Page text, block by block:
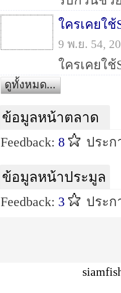
ใครเคยใช้
9 พ.ย. 54,
ดูทั้งหมด...
ข้อมูลหน้าตลาด
Feedback: 8 ประ
ข้อมูลหน้าประมูล
Feedback: 3 ประก